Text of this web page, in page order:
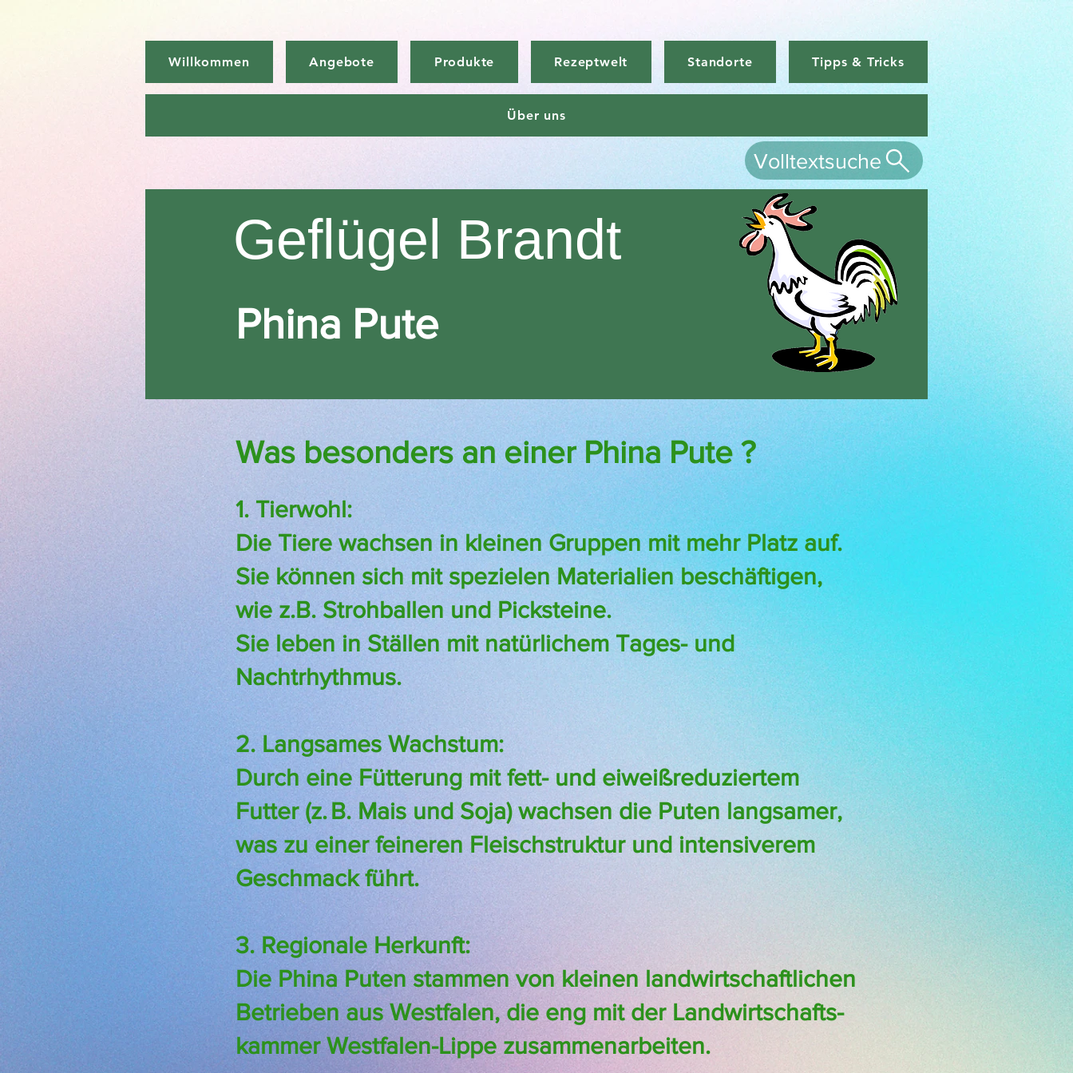
Willkommen Angebote Produkte Rezeptwelt Standorte Tipps & Tricks
Über uns
Volltextsuche
Geflügel Brandt
Phina Pute
Was besonders an einer Phina Pute ?
1. Tierwohl:
Die Tiere wachsen in kleinen Gruppen mit mehr Platz auf.
Sie können sich mit spezielen Materialien beschäftigen,
wie z.B. Strohballen und Picksteine.
Sie leben in Ställen mit natürlichem Tages- und
Nachtrhythmus.
2. Langsames Wachstum:
Durch eine Fütterung mit fett- und eiweißreduziertem
Futter (z. B. Mais und Soja) wachsen die Puten langsamer,
was zu einer feineren Fleischstruktur und intensiverem
Geschmack führt.
3. Regionale Herkunft:
Die Phina Puten stammen von kleinen landwirtschaftlichen
Betrieben aus Westfalen, die eng mit der Landwirtschafts-
kammer Westfalen-Lippe zusammenarbeiten.